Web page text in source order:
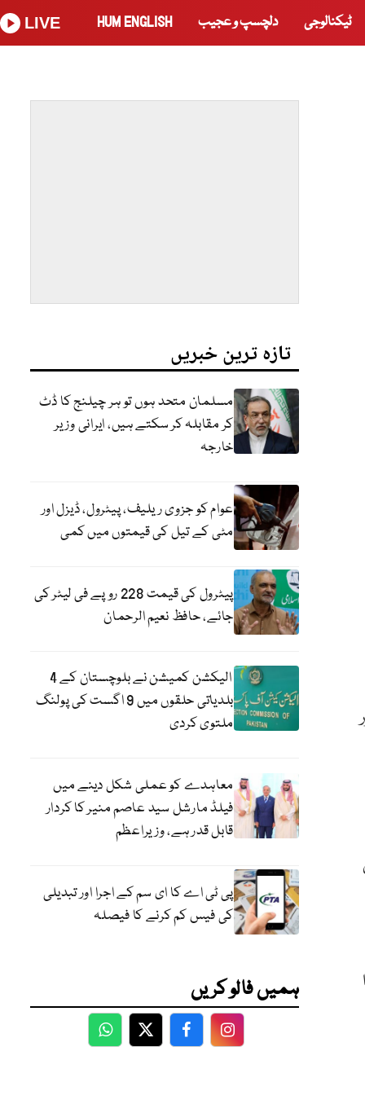
ٹیکنالوجی دلچسپ و عجیب HUM ENGLISH
LIVE
تازہ ترین خبریں
مسلمان متحد ہوں تو ہر چیلنج کا ڈٹ
کر مقابلہ کر سکتے ہیں، ایرانی وزیر
خارجہ
عوام کو جزوی ریلیف، پیٹرول، ڈیزل اور
مٹی کے تیل کی قیمتوں میں کمی
پیٹرول کی قیمت 228 روپے فی لیٹر کی
جائے، حافظ نعیم الرحمان
الیکشن کمیشن نے بلوچستان کے 4
بلدیاتی حلقوں میں 9 اگست کی پولنگ
ملتوی کردی
معاہدے کو عملی شکل دینے میں
فیلڈ مارشل سید عاصم منیر کا کردار
قابل قدر ہے، وزیراعظم
پی ٹی اے کا ای سم کے اجرا اور تبدیلی
کی فیس کم کرنے کا فیصلہ
ہمیں فالو کریں
WhatsApp
TwitterFacebookFacebook